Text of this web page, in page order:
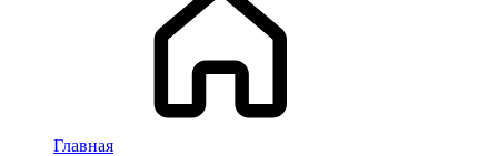
Главная